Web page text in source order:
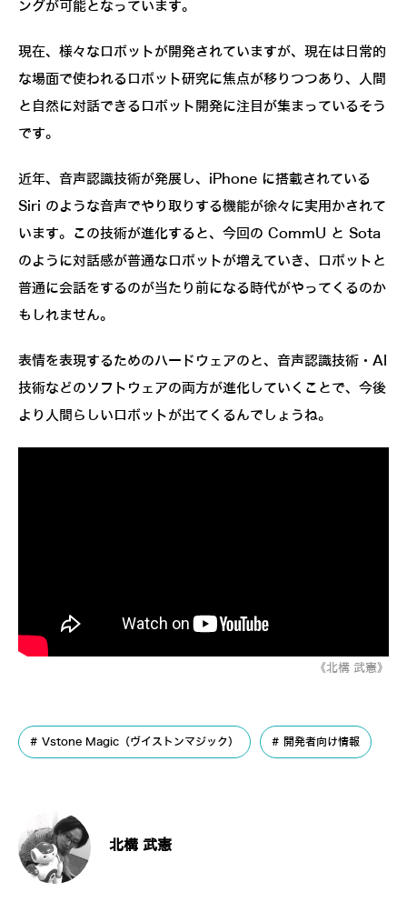
ングが可能となっています。
現在、様々なロボットが開発されていますが、現在は日常的
な場面で使われるロボット研究に焦点が移りつつあり、人間
と自然に対話できるロボット開発に注目が集まっているそう
です。
近年、音声認識技術が発展し、iPhone に搭載されている
Siri のような音声でやり取りする機能が徐々に実用かされて
います。この技術が進化すると、今回の CommU と Sota
のように対話感が普通なロボットが増えていき、ロボットと
普通に会話をするのが当たり前になる時代がやってくるのか
もしれません。
表情を表現するためのハードウェアのと、音声認識技術・AI
技術などのソフトウェアの両方が進化していくことで、今後
より人間らしいロボットが出てくるんでしょうね。
《北構 武憲》
Vstone Magic（ヴイストンマジック） 開発者向け情報
北構 武憲